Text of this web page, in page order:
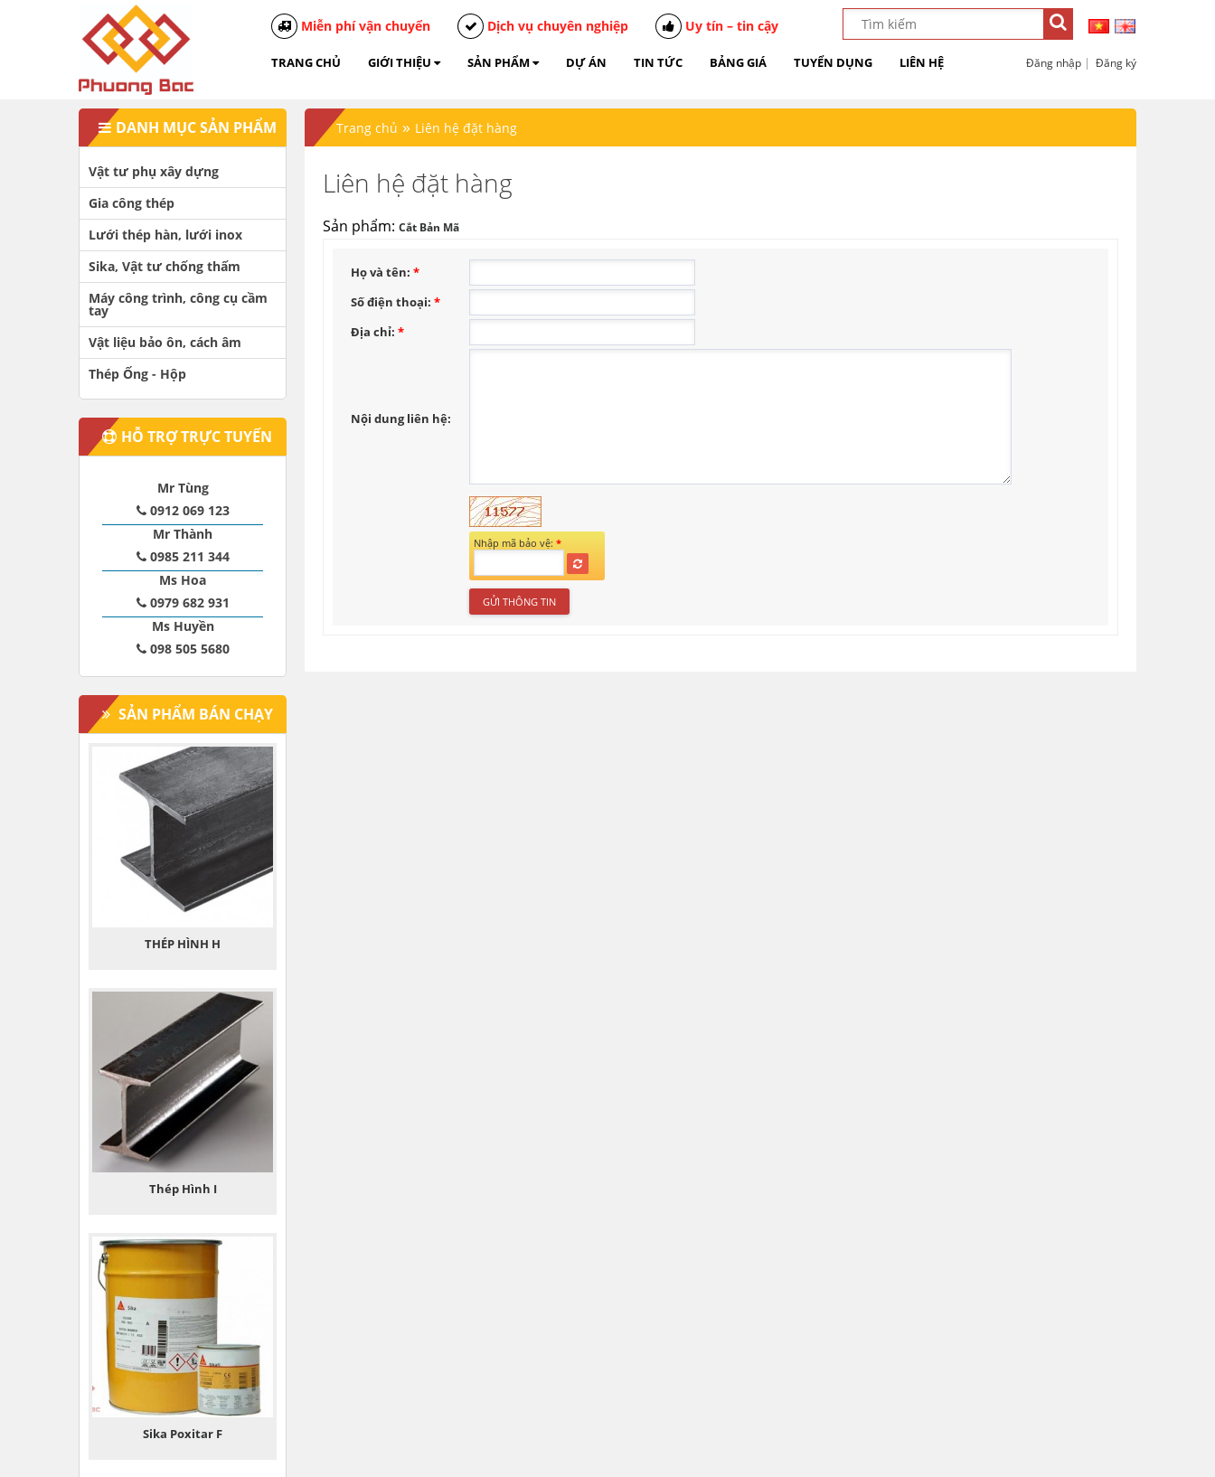
Miễn phí vận chuyển Dịch vụ chuyên nghiệp Uy tín – tin cậy
TRANG CHỦ GIỚI THIỆU SẢN PHẨM DỰ ÁN TIN TỨC BẢNG GIÁ TUYỂN DỤNG LIÊN HỆ Đăng nhập| Đăng ký
DANH MỤC SẢN PHẨM
Vật tư phụ xây dựng
Gia công thép
Lưới thép hàn, lưới inox
Sika, Vật tư chống thấm
Máy công trình, công cụ cầm
tay
Vật liệu bảo ôn, cách âm
Thép Ống - Hộp
HỖ TRỢ TRỰC TUYẾN
Mr Tùng
0912 069 123
Mr Thành
0985 211 344
Ms Hoa
0979 682 931
Ms Huyền
098 505 5680
SẢN PHẨM BÁN CHẠY
THÉP HÌNH H
Thép Hình I
Sika Poxitar F
Trang chủ » Liên hệ đặt hàng
Liên hệ đặt hàng
Sản phẩm: Cắt Bản Mã
Họ và tên: *
Số điện thoại: *
Địa chỉ: *
Nội dung liên hệ:
Nhập mã bảo vệ: *